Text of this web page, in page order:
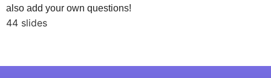
also add your own questions!
44 slides